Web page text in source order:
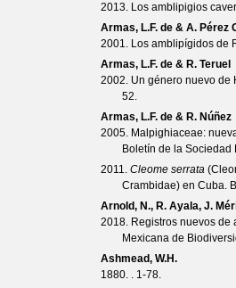
2013. Los amblipigios
Armas, L.F. de & A. Pérez
2001. Los amblipígidos de
Armas, L.F. de & R. Teruel
2002. Un género nuevo de
52.
Armas, L.F. de & R. Núñez
2005. Malpighiaceae:
Boletín de la
2011. Cleome serrata
Crambidae) en Cuba.
Arnold, N., R. Ayala, J.
2018. Registros nuevos
Mexicana de
Ashmead, W.H.
1880. . 1-78.